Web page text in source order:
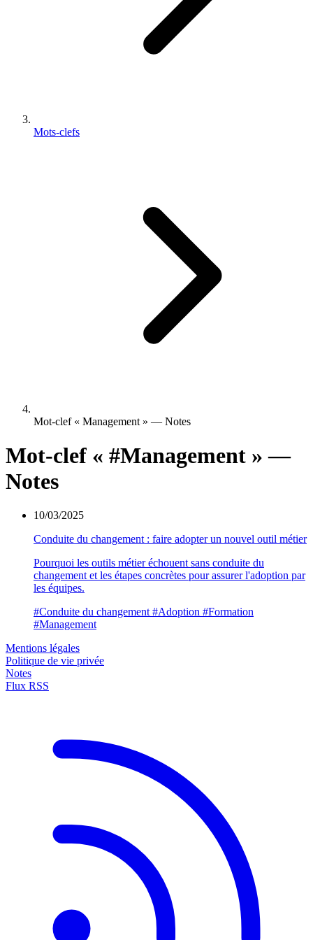
Mots-clefs
Mot-clef « Management » — Notes
Mot-clef « #Management » —
Notes
10/03/2025
Conduite du changement : faire adopter un nouvel outil métier
Pourquoi les outils métier échouent sans conduite du
changement et les étapes concrètes pour assurer l'adoption par
les équipes.
#Conduite du changement #Adoption #Formation
#Management
Mentions légales
Politique de vie privée
Notes
Flux RSS